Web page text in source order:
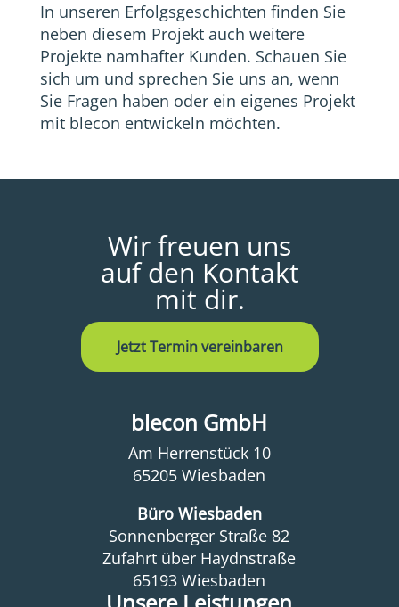
In unseren Erfolgsgeschichten finden Sie
neben diesem Projekt auch weitere
Projekte namhafter Kunden. Schauen Sie
sich um und sprechen Sie uns an, wenn
Sie Fragen haben oder ein eigenes Projekt
mit blecon entwickeln möchten.
Wir freuen uns
auf den Kontakt
mit dir.
Jetzt Termin vereinbaren
blecon GmbH
Am Herrenstück 10
65205 Wiesbaden
Büro Wiesbaden
Sonnenberger Straße 82
Zufahrt über Haydnstraße
65193 Wiesbaden